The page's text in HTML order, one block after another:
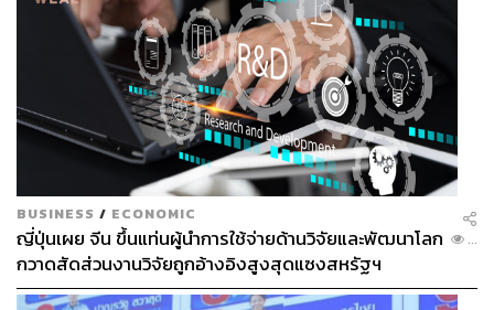
หลุมขุดค้นทางโบราณคดี และแท่นดินที่มีโครงกระดูกมนุษย์
กับเศษภาชนะดินเผาที่แหล่งโบราณคดีวัดท่าโป๊ะ
BUSINESS / ECONOMIC
ญี่ปุ่นเผย จีน ขึ้นแท่นผู้นำการใช้จ่ายด้านวิจัยและพัฒนาโลก
กวาดสัดส่วนงานวิจัยถูกอ้างอิงสูงสุดแซงสหรัฐฯ
...